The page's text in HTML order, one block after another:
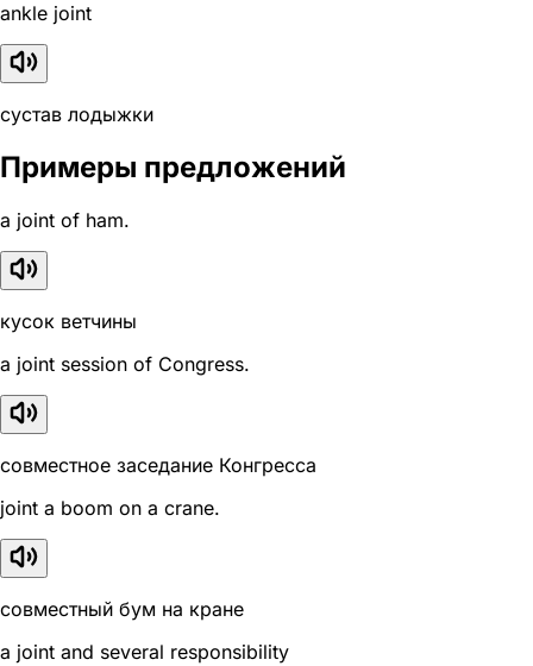
ankle joint
сустав лодыжки
Примеры предложений
a joint of ham.
кусок ветчины
a joint session of Congress.
совместное заседание Конгресса
joint a boom on a crane.
совместный бум на кране
a joint and several responsibility